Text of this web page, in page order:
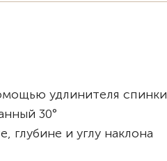
удлинителя спинки
30°
глубине и углу наклона